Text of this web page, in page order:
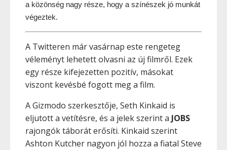
a közönség nagy része, hogy a színészek jó munkát
végeztek.
A Twitteren már vasárnap este rengeteg
véleményt lehetett olvasni az új filmről. Ezek
egy része kifejezetten pozitív, másokat
viszont kevésbé fogott meg a film.
A Gizmodo szerkesztője, Seth Kinkaid is
eljutott a vetítésre, és a jelek szerint a JOBS
rajongók táborát erősíti. Kinkaid szerint
Ashton Kutcher nagyon jól hozza a fiatal Steve